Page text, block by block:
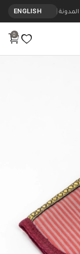
المدونة ENGLISH
0